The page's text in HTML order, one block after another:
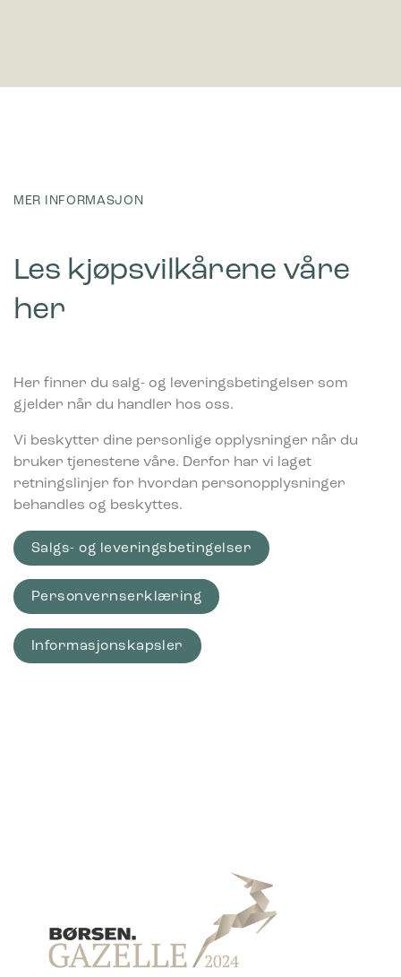
MER INFORMASJON
Les kjøpsvilkårene våre
her
Her finner du salg- og leveringsbetingelser som
gjelder når du handler hos oss.
Vi beskytter dine personlige opplysninger når du
bruker tjenestene våre. Derfor har vi laget
retningslinjer for hvordan personopplysninger
behandles og beskyttes.
Salgs- og leveringsbetingelser
Personvernserklæring
Informasjonskapsler